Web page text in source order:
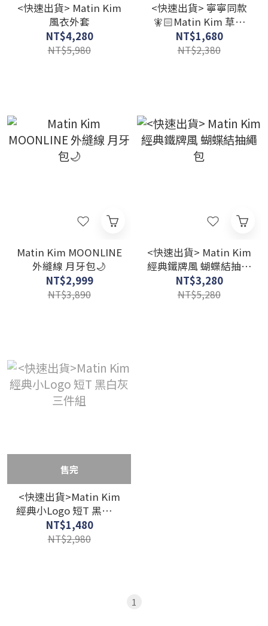
<快速出貨> Matin Kim
風衣外套
NT$4,280
NT$5,980
<快速出貨> 寧寧同款
🧚🏻Matin Kim 草寫
LOGO針織毛帽
NT$1,680
NT$2,380
Matin Kim MOONLINE
外縫線 月牙包🌙
NT$2,999
NT$3,890
<快速出貨> Matin Kim
經典鐵牌風 蝴蝶結抽繩
包
NT$3,280
NT$5,280
售完
<快速出貨>Matin Kim
經典小Logo 短T 黑白灰
三件組
NT$1,480
NT$2,980
1